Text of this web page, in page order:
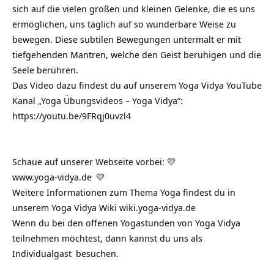
sich auf die vielen großen und kleinen Gelenke, die es uns
ermöglichen, uns täglich auf so wunderbare Weise zu
bewegen. Diese subtilen Bewegungen untermalt er mit
tiefgehenden Mantren, welche den Geist beruhigen und die
Seele berühren.
Das Video dazu findest du auf unserem Yoga Vidya YouTube
Kanal „Yoga Übungsvideos – Yoga Vidya“:
https://youtu.be/9FRqj0uvzl4
Schaue auf unserer Webseite vorbei: 💛
www.yoga-vidya.de 💛
Weitere Informationen zum Thema Yoga findest du in
unserem Yoga Vidya Wiki wiki.yoga-vidya.de
Wenn du bei den offenen Yogastunden von Yoga Vidya
teilnehmen möchtest, dann kannst du uns als
Individualgast besuchen.